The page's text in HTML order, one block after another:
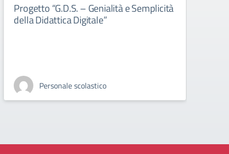
Progetto “G.D.S. – Genialità e Semplicità
della Didattica Digitale”
Personale scolastico